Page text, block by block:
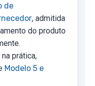
de
, admitida
do produto
prática,
Modelo 5 e